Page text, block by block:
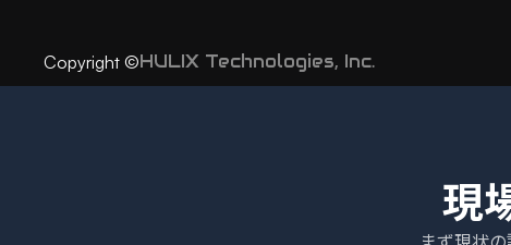
Copyright ©HULIX Technologies, Inc.
現